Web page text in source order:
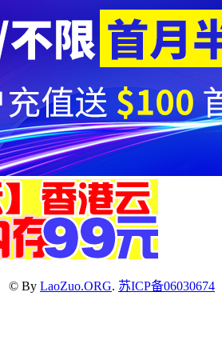
© By LaoZuo.ORG. 苏ICP备06030674